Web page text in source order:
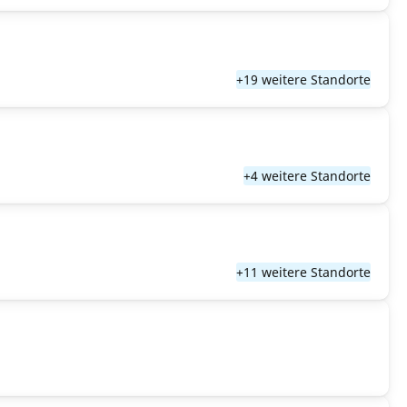
+19 weitere Standorte
+4 weitere Standorte
+11 weitere Standorte